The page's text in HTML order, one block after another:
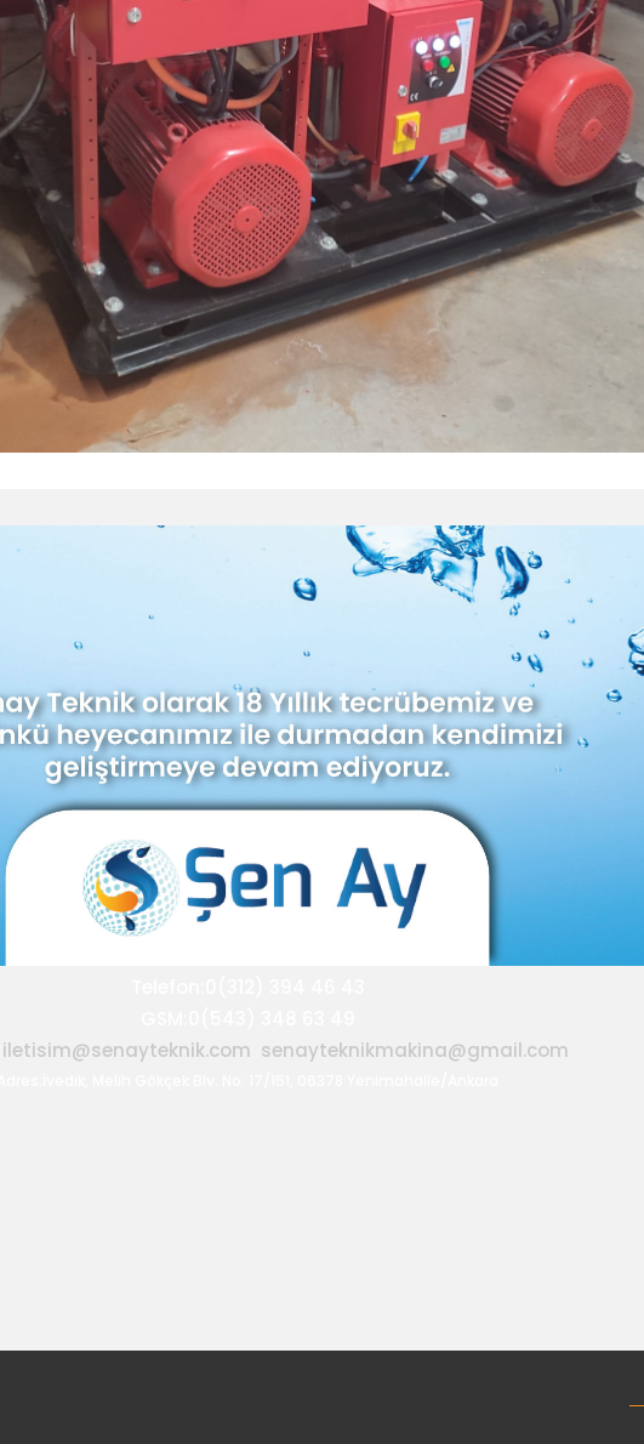
iletisim@senayteknik.com senayteknikmakina@gmail.com